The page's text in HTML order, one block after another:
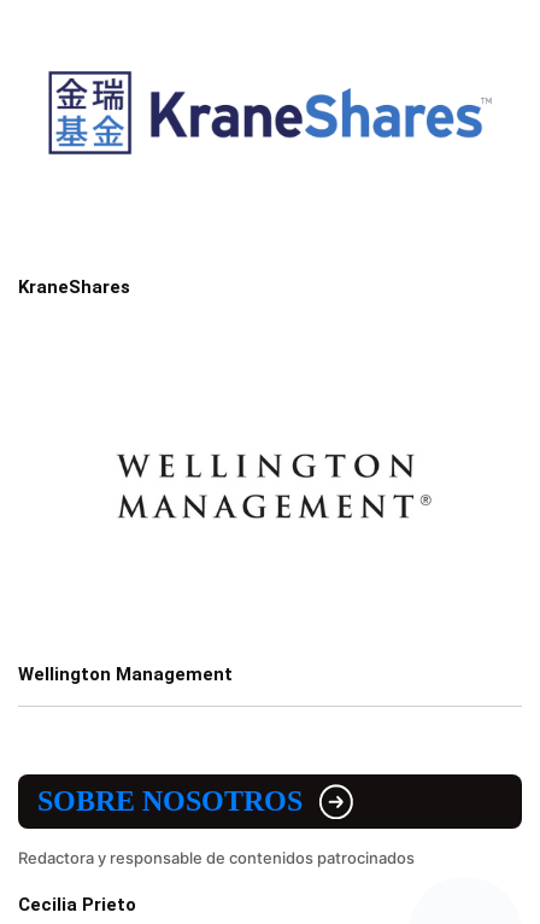
KraneShares
Wellington Management
SOBRE NOSOTROS
Redactora y responsable de contenidos patrocinados
Cecilia Prieto